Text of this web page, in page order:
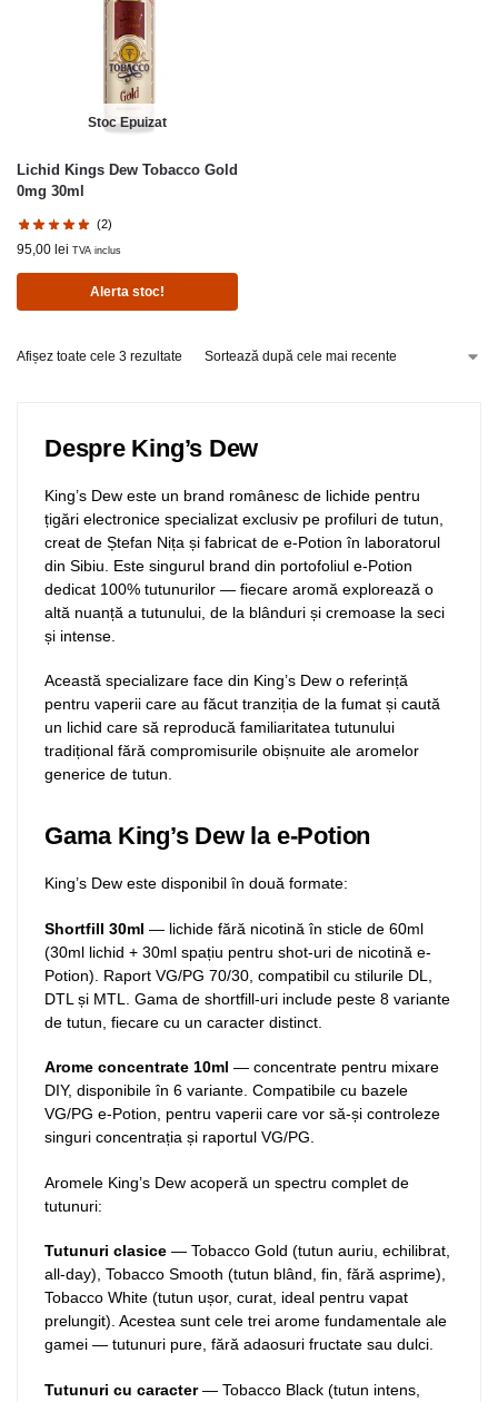
Stoc Epuizat
Lichid Kings Dew Tobacco Gold
0mg 30ml
(2)
95,00 lei TVA inclus
Alerta stoc!
Afișez toate cele 3 rezultate
Despre King’s Dew
King’s Dew este un brand românesc de lichide pentru
țigări electronice specializat exclusiv pe profiluri de tutun,
creat de Ștefan Nița și fabricat de e-Potion în laboratorul
din Sibiu. Este singurul brand din portofoliul e-Potion
dedicat 100% tutunurilor — fiecare aromă explorează o
altă nuanță a tutunului, de la blânduri și cremoase la seci
și intense.
Această specializare face din King’s Dew o referință
pentru vaperii care au făcut tranziția de la fumat și caută
un lichid care să reproducă familiaritatea tutunului
tradițional fără compromisurile obișnuite ale aromelor
generice de tutun.
Gama King’s Dew la e-Potion
King’s Dew este disponibil în două formate:
Shortfill 30ml — lichide fără nicotină în sticle de 60ml
(30ml lichid + 30ml spațiu pentru shot-uri de nicotină e-
Potion). Raport VG/PG 70/30, compatibil cu stilurile DL,
DTL și MTL. Gama de shortfill-uri include peste 8 variante
de tutun, fiecare cu un caracter distinct.
Arome concentrate 10ml — concentrate pentru mixare
DIY, disponibile în 6 variante. Compatibile cu bazele
VG/PG e-Potion, pentru vaperii care vor să-și controleze
singuri concentrația și raportul VG/PG.
Aromele King’s Dew acoperă un spectru complet de
tutunuri:
Tutunuri clasice — Tobacco Gold (tutun auriu, echilibrat,
all-day), Tobacco Smooth (tutun blând, fin, fără asprime),
Tobacco White (tutun ușor, curat, ideal pentru vapat
prelungit). Acestea sunt cele trei arome fundamentale ale
gamei — tutunuri pure, fără adaosuri fructate sau dulci.
Tutunuri cu caracter— Tobacco Black (tutun intens,